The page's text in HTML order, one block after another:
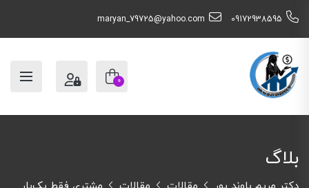
09172938595
maryan_79725@yahoo.com
0
بلاگ